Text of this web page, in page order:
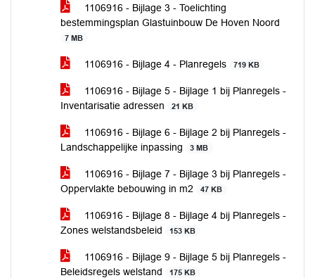
1106916 - Bijlage 3 - Toelichting
bestemmingsplan Glastuinbouw De Hoven Noord
7 MB
1106916 - Bijlage 4 - Planregels 719 KB
1106916 - Bijlage 5 - Bijlage 1 bij Planregels -
Inventarisatie adressen
21 KB
1106916 - Bijlage 6 - Bijlage 2 bij Planregels -
Landschappelijke inpassing
3 MB
1106916 - Bijlage 7 - Bijlage 3 bij Planregels -
Oppervlakte bebouwing in m2
47 KB
1106916 - Bijlage 8 - Bijlage 4 bij Planregels -
Zones welstandsbeleid
153 KB
1106916 - Bijlage 9 - Bijlage 5 bij Planregels -
Beleidsregels welstand
175 KB